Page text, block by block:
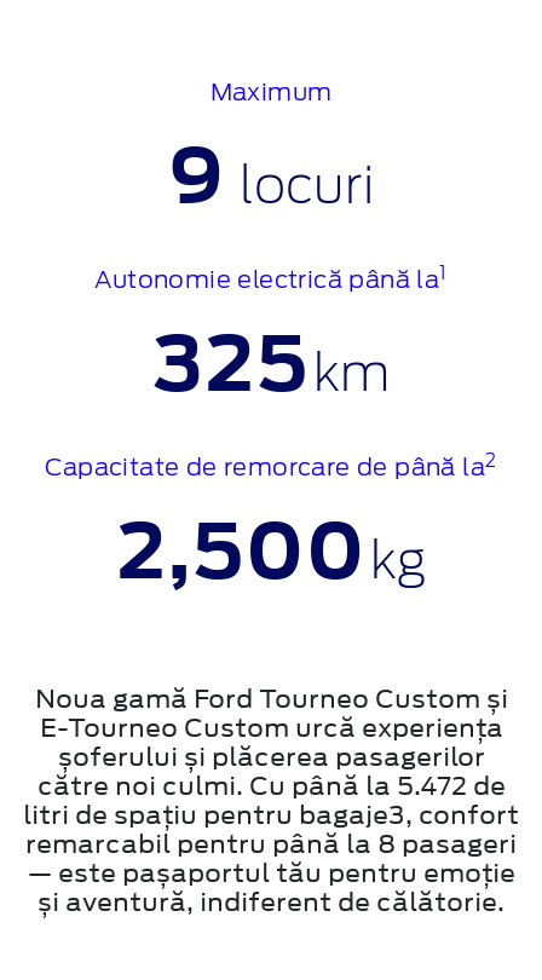
Maximum
9 locuri
Autonomie electrică până la1
325 km
Capacitate de remorcare de până la2
2,500 kg
Noua gamă Ford Tourneo Custom și
E-Tourneo Custom urcă experiența
șoferului și plăcerea pasagerilor
către noi culmi. Cu până la 5.472 de
litri de spațiu pentru bagaje3, confort
remarcabil pentru până la 8 pasageri
— este pașaportul tău pentru emoție
și aventură, indiferent de călătorie.